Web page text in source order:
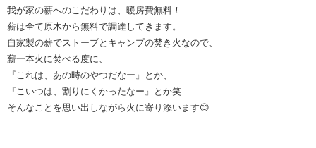
我が家の薪へのこだわりは、暖房費無料！
薪は全て原木から無料で調達してきます。
自家製の薪でストーブとキャンプの焚き火なので、
薪一本火に焚べる度に、
『これは、あの時のやつだなー』とか、
『こいつは、割りにくかったなー』とか笑
そんなことを思い出しながら火に寄り添います😊